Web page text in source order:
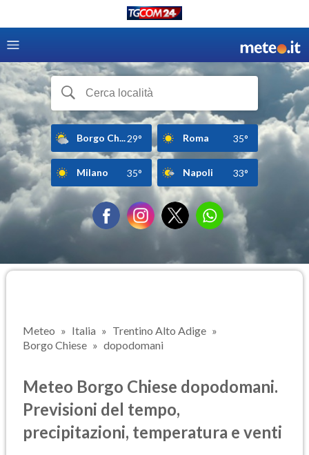
Borgo Ch...29° Roma 35°
Milano 35° Napoli 33°
Meteo Italia
Trentino Alto Adige
Borgo Chiese
dopodomani
Meteo Borgo Chiese dopodomani.
Previsioni del tempo,
precipitazioni, temperatura e venti